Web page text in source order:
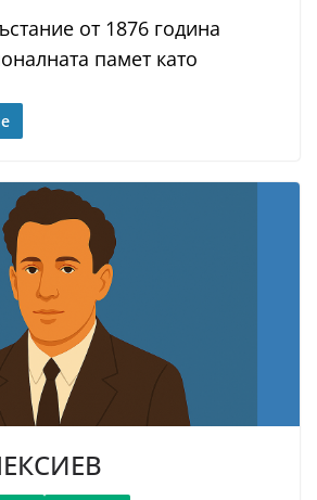
от 1876 година
памет като